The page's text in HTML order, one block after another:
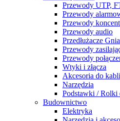
Przewody UTP,
Przewody
Przewody
Przewody audio
Przedłużacze
Przewody
Przewody
Wtyki i złącza
Akcesoria do kabli
Narzędzia
Podstawki / Rolki
Budownictwo
Elektryka